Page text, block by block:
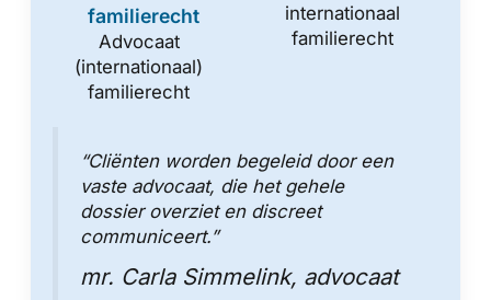
familierecht
Advocaat
(internationaal)
familierecht
internationaal
familierecht
“Cliënten worden begeleid door een
vaste advocaat, die het gehele
dossier overziet en discreet
communiceert.”
mr. Carla Simmelink, advocaat